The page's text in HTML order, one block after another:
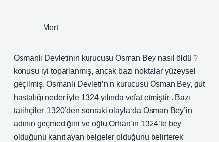
Mert
Osmanlı Devletinin kurucusu Osman Bey nasıl öldü ?
konusu iyi toparlanmış, ancak bazı noktalar yüzeysel
geçilmiş. Osmanlı Devleti’nin kurucusu Osman Bey, gut
hastalığı nedeniyle 1324 yılında vefat etmiştir . Bazı
tarihçiler, 1320’den sonraki olaylarda Osman Bey’in
adının geçmediğini ve oğlu Orhan’ın 1324’te bey
olduğunu kanıtlayan belgeler olduğunu belirterek